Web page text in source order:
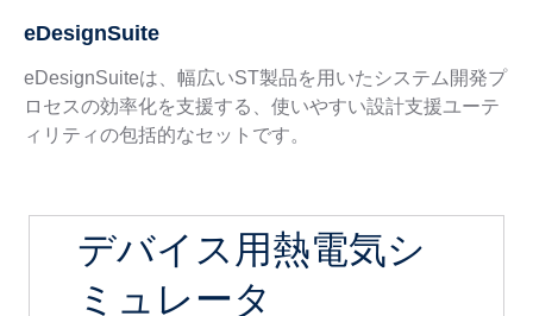
eDesignSuite
eDesignSuiteは、幅広いST製品を用いたシステム開発プ
ロセスの効率化を支援する、使いやすい設計支援ユーテ
ィリティの包括的なセットです。
デバイス用熱電気シ
ミュレータ